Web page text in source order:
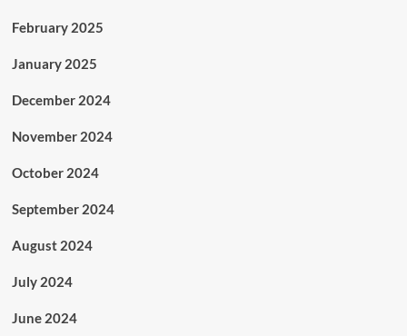
February 2025
January 2025
December 2024
November 2024
October 2024
September 2024
August 2024
July 2024
June 2024